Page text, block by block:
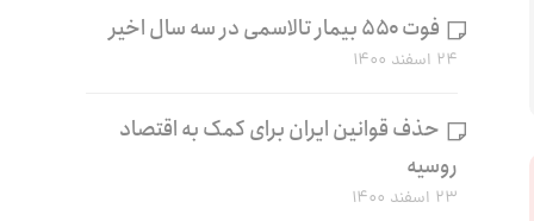
فوت ۵۵۰ بیمار تالاسمی در سه سال اخیر
۲۴ اسفند ۱۴۰۰
حذف قوانین ایران برای کمک به اقتصاد
روسیه
۲۳ اسفند ۱۴۰۰